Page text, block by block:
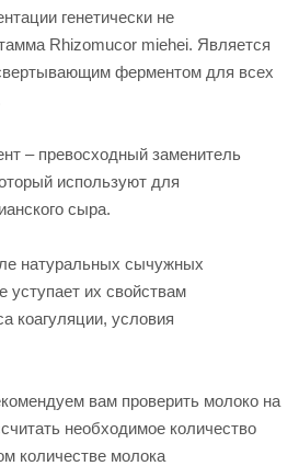
генетически не
Rhizomucor miehei. Является
ферментом для всех
– превосходный заменитель
используют для
сыра.
натуральных сычужных
уступает их свойствам
коагуляции, условия
вам проверить молоко на
необходимое количество
количестве молока